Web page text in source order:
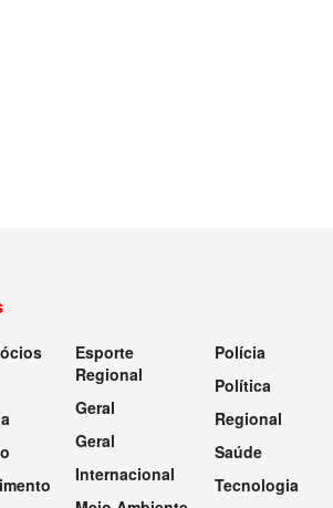
Esporte
Regional
Geral
Geral
Internacional
Polícia
Política
Regional
Saúde
Tecnologia